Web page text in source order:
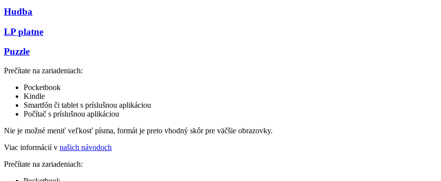
Hudba
LP platne
Puzzle
Prečítate na zariadeniach:
Pocketbook
Kindle
Smartfón či tablet s príslušnou aplikáciou
Počítač s príslušnou aplikáciou
Nie je možné meniť veľkosť písma, formát je preto vhodný skôr pre väčšie obrazovky.
Viac informácií v našich návodoch
Prečítate na zariadeniach: